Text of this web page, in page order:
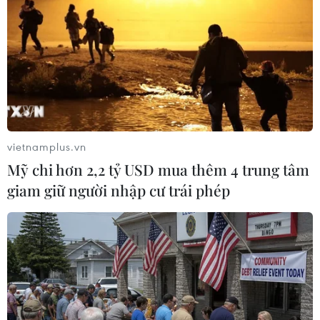
Ngư dân xã Gio Hải, huyện Gio Linh đưa ngư lưới
cụ lên bờ
phòng chống bão số 11.(Ảnh: Hồ Cầu/TTXVN)
Toàn bộ tàu thuyền của tỉnh đã vào nơi neo đậu
an toàn. Các vùng chịu ảnh hưởngtrực tiếp của
bão, vùng thường xuyên ngập sâu, sạt lở đất, lũ
quét, ngập cục bộđã di dân và có phương án cụ
vietnamplus.vn
Mỹ chi hơn 2,2 tỷ USD mua thêm 4 trung tâm
giam giữ người nhập cư trái phép